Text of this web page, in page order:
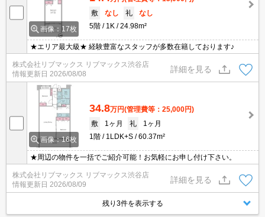
画像：17枚
敷
なし 礼
なし
5階
1K 24.98m²
★エリア最大級★ 経験豊富なスタッフが多数在籍しております♪
株式会社リブマックス リブマックス渋谷店
情報更新日 2026/08/08
詳細を見る
画像：16枚
34.8万円(管理費等：25,000円)
敷
1ヶ月 礼
1ヶ月
1階
1LDK+S 60.37m²
★周辺の物件を一括でご紹介可能！お気軽にお申し付け下さい。
株式会社リブマックス リブマックス渋谷店
情報更新日 2026/08/09
詳細を見る
残り3件を表示する